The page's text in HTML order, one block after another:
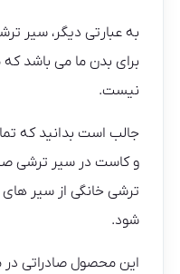
به عبارتی دیگر، سیر
برای بدن ما می باشد
نیست.
جالب است بدانید که
و کاست در سیر ترشی
ترشی خانگی از سیر
شود.
این محصول صادراتی در